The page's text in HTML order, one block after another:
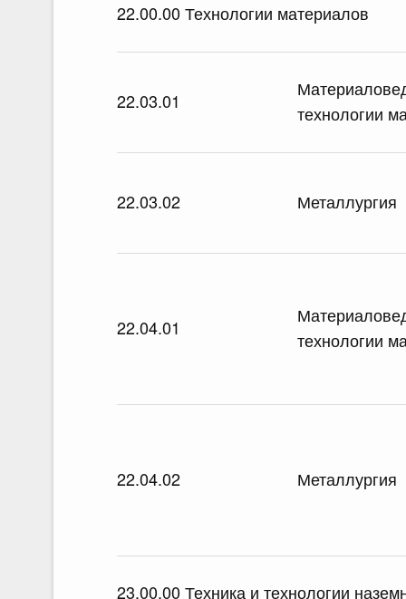
22.00.00 Технологии материалов
22.03.01
технологии
22.03.02 Металлургия
22.04.01
технологии
22.04.02 Металлургия
23.00.00 Техника и технологии